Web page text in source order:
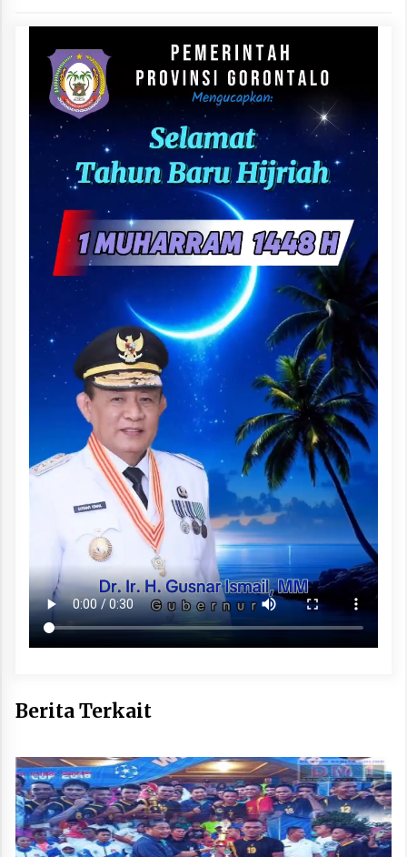
Berita Terkait